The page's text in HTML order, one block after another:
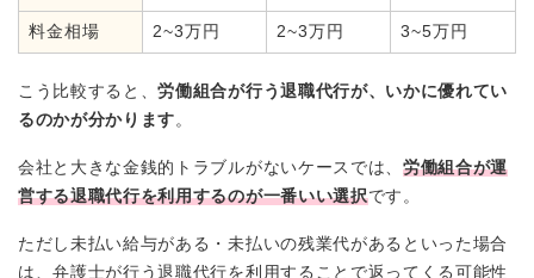
料金相場 2~3万円 2~3万円 3~5万円
こう比較すると、労働組合が行う退職代行が、いかに優れてい
るのかが分かります 。
会社と大きな金銭的トラブルがないケースでは、 労働組合が運
営する退職代行を利用するのが一番いい選択です。
ただし未払い給与がある・未払いの残業代があるといった場合
は、弁護士が行う退職代行を利用することで返ってくる可能性